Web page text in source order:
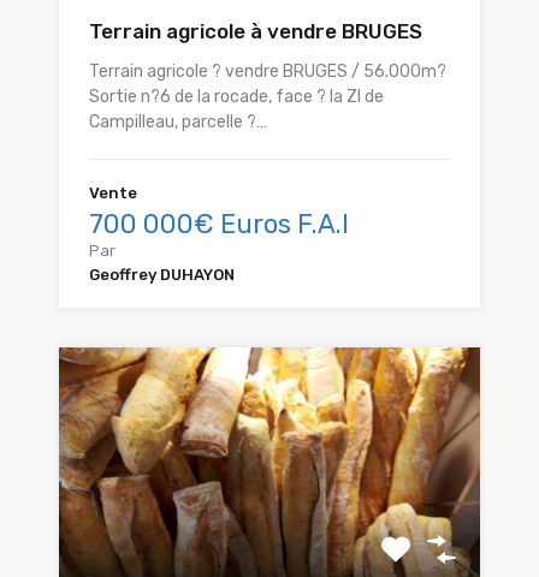
Terrain agricole à vendre BRUGES
Terrain agricole ? vendre BRUGES / 56.000m?
Sortie n?6 de la rocade, face ? la ZI de
Campilleau, parcelle ?…
Vente
700 000€ Euros F.A.I
Par
Geoffrey DUHAYON